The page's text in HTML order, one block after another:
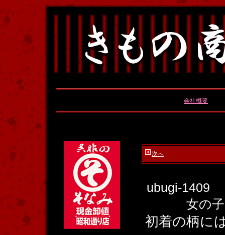
会社概要
次へ
ubugi-1409
女の
初着の柄に